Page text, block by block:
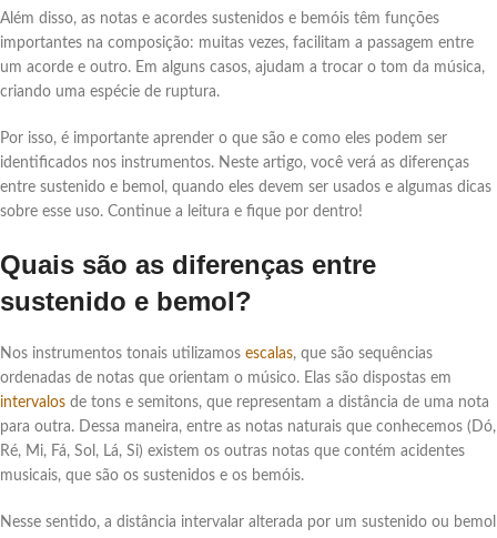
Além disso, as notas e acordes sustenidos e bemóis têm funções
importantes na composição: muitas vezes, facilitam a passagem entre
um acorde e outro. Em alguns casos, ajudam a trocar o tom da música,
criando uma espécie de ruptura.
Por isso, é importante aprender o que são e como eles podem ser
identificados nos instrumentos. Neste artigo, você verá as diferenças
entre sustenido e bemol, quando eles devem ser usados e algumas dicas
sobre esse uso. Continue a leitura e fique por dentro!
Quais são as diferenças entre
sustenido e bemol?
Nos instrumentos tonais utilizamos escalas, que são sequências
ordenadas de notas que orientam o músico. Elas são dispostas em
intervalos de tons e semitons, que representam a distância de uma nota
para outra. Dessa maneira, entre as notas naturais que conhecemos (Dó,
Ré, Mi, Fá, Sol, Lá, Si) existem os outras notas que contém acidentes
musicais, que são os sustenidos e os bemóis.
Nesse sentido, a distância intervalar alterada por um sustenido ou bemol